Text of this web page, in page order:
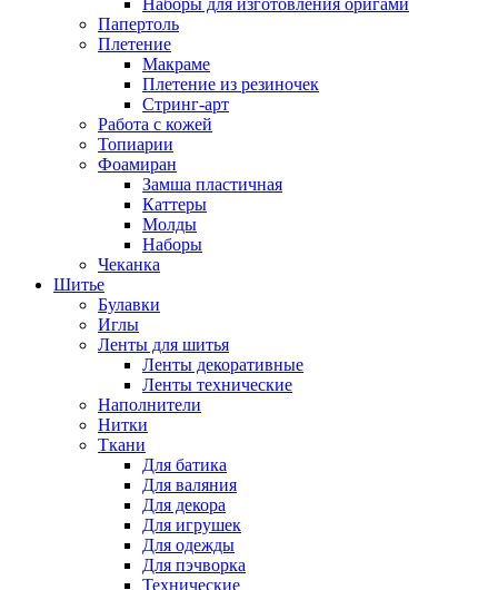
Наборы для изготовления оригами
Папертоль
Плетение
Макраме
Плетение из резиночек
Стринг-арт
Работа с кожей
Топиарии
Фоамиран
Замша пластичная
Каттеры
Молды
Наборы
Чеканка
Шитье
Булавки
Иглы
Ленты для шитья
Ленты декоративные
Ленты технические
Наполнители
Нитки
Ткани
Для батика
Для валяния
Для декора
Для игрушек
Для одежды
Для пэчворка
Технические